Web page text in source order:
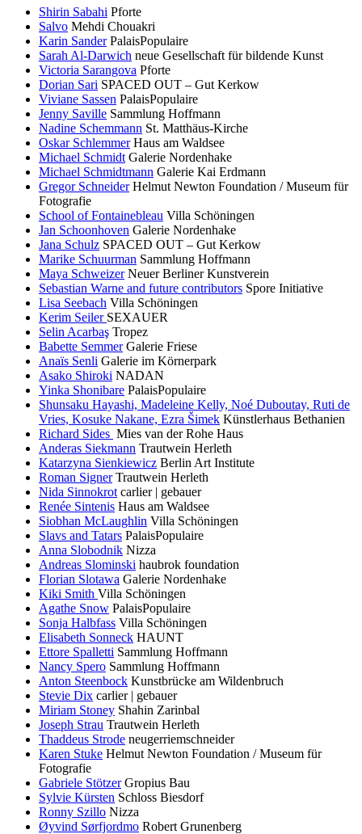
Shirin Sabahi Pforte
Salvo Mehdi Chouakri
Karin Sander PalaisPopulaire
Sarah Al-Darwich neue Gesellschaft für bildende Kunst
Victoria Sarangova Pforte
Dorian Sari SPACED OUT – Gut Kerkow
Viviane Sassen PalaisPopulaire
Jenny Saville Sammlung Hoffmann
Nadine Schemmann St. Matthäus-Kirche
Oskar Schlemmer Haus am Waldsee
Michael Schmidt Galerie Nordenhake
Michael Schmidtmann Galerie Kai Erdmann
Gregor Schneider Helmut Newton Foundation / Museum für
Fotografie
School of Fontainebleau Villa Schöningen
Jan Schoonhoven Galerie Nordenhake
Jana Schulz SPACED OUT – Gut Kerkow
Marike Schuurman Sammlung Hoffmann
Maya Schweizer Neuer Berliner Kunstverein
Sebastian Warne and future contributors Spore Initiative
Lisa Seebach Villa Schöningen
Kerim Seiler SEXAUER
Selin Acarbaş Tropez
Babette Semmer Galerie Friese
Anaïs Senli Galerie im Körnerpark
Asako Shiroki NADAN
Yinka Shonibare PalaisPopulaire
Shunsaku Hayashi, Madeleine Kelly, Noé Duboutay, Ruti de
Vries, Kosuke Nakane, Ezra Šimek Künstlerhaus Bethanien
Richard Sides Mies van der Rohe Haus
Anderas Siekmann Trautwein Herleth
Katarzyna Sienkiewicz Berlin Art Institute
Roman Signer Trautwein Herleth
Nida Sinnokrot carlier | gebauer
Renée Sintenis Haus am Waldsee
Siobhan McLaughlin Villa Schöningen
Slavs and Tatars PalaisPopulaire
Anna Slobodnik Nizza
Andreas Slominski haubrok foundation
Florian Slotawa Galerie Nordenhake
Kiki Smith Villa Schöningen
Agathe Snow PalaisPopulaire
Sonja Halbfass Villa Schöningen
Elisabeth Sonneck HAUNT
Ettore Spalletti Sammlung Hoffmann
Nancy Spero Sammlung Hoffmann
Anton Steenbock Kunstbrücke am Wildenbruch
Stevie Dix carlier | gebauer
Miriam Stoney Shahin Zarinbal
Joseph Strau Trautwein Herleth
Thaddeus Strode neugerriemschneider
Karen Stuke Helmut Newton Foundation / Museum für
Fotografie
Gabriele Stötzer Gropius Bau
Sylvie Kürsten Schloss Biesdorf
Ronny Szillo Nizza
Øyvind Sørfjordmo Robert Grunenberg